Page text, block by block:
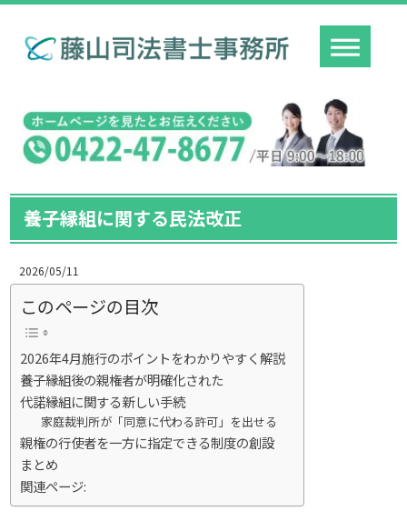
養子縁組に関する民法改正
2026/05/11
このページの目次
2026年4月施行のポイントをわかりやすく解説
養子縁組後の親権者が明確化された
代諾縁組に関する新しい手続
家庭裁判所が「同意に代わる許可」を出せる
親権の行使者を一方に指定できる制度の創設
まとめ
関連ページ: